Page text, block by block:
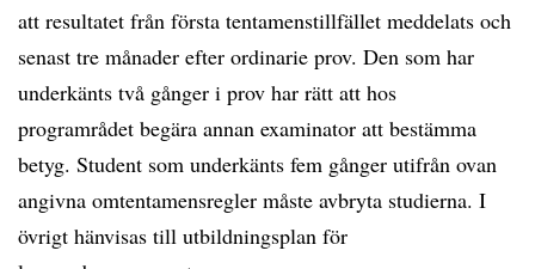
att resultatet från första tentamenstillfället meddelats och
senast tre månader efter ordinarie prov. Den som har
underkänts två gånger i prov har rätt att hos
programrådet begära annan examinator att bestämma
betyg. Student som underkänts fem gånger utifrån ovan
angivna omtentamensregler måste avbryta studierna. I
övrigt hänvisas till utbildningsplan för